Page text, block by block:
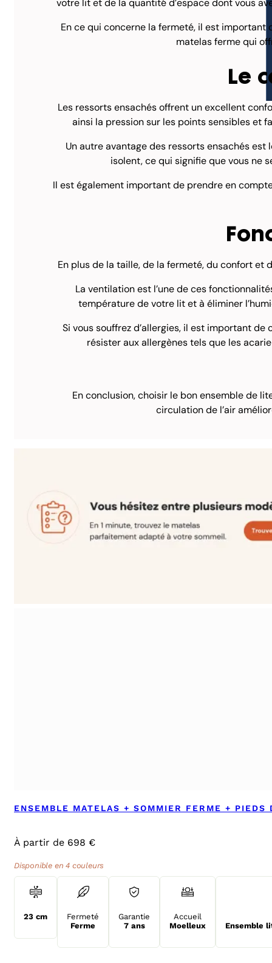
votre lit et de la quantité d’espace dont vous
En ce qui concerne la fermeté, il est
matelas ferme qui
Le
Les ressorts ensachés offrent un excellent
ainsi la pression sur les points sensibles et
Un autre avantage des ressorts ensachés
isolent, ce qui signifie que vous ne
Il est également important de prendre en
En plus de la taille, de la fermeté, du confort et
La ventilation est l’une de ces
température de votre lit et à éliminer
Si vous souffrez d’allergies, il est important de
résister aux allergènes tels que les
En conclusion, choisir le bon ensemble de
circulation de l’air
ENSEMBLE MATELAS + SOMMIER FERME + PIEDS
À partir de 698 €
Disponible en 4 couleurs
23 cm
Fermeté
Ferme
Garantie
7 ans
Accueil
Moelleux
Ensemble